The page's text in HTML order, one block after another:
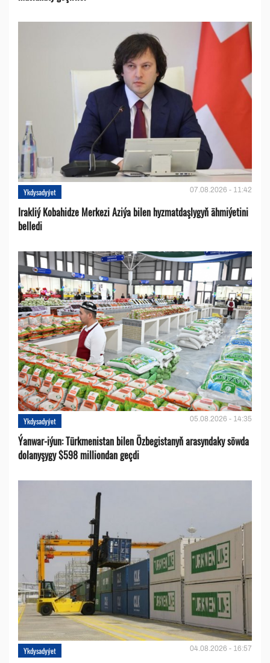
Ykdysadyýet 07.08.2026 - 11:42
Irakliý Kobahidze Merkezi Aziýa bilen hyzmatdaşlygyň ähmiýetini
belledi
Ykdysadyýet 05.08.2026 - 14:35
Ýanwar-iýun: Türkmenistan bilen Özbegistanyň arasyndaky söwda
dolanyşygy $598 milliondan geçdi
Ykdysadyýet 04.08.2026 - 16:57